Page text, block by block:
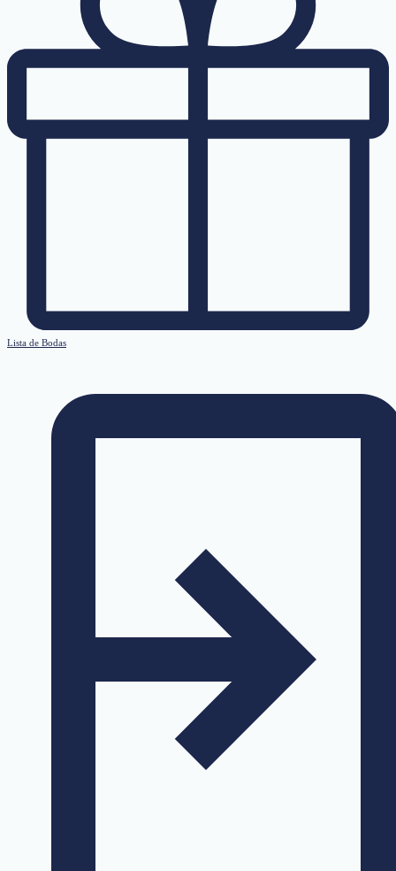
Lista de Bodas